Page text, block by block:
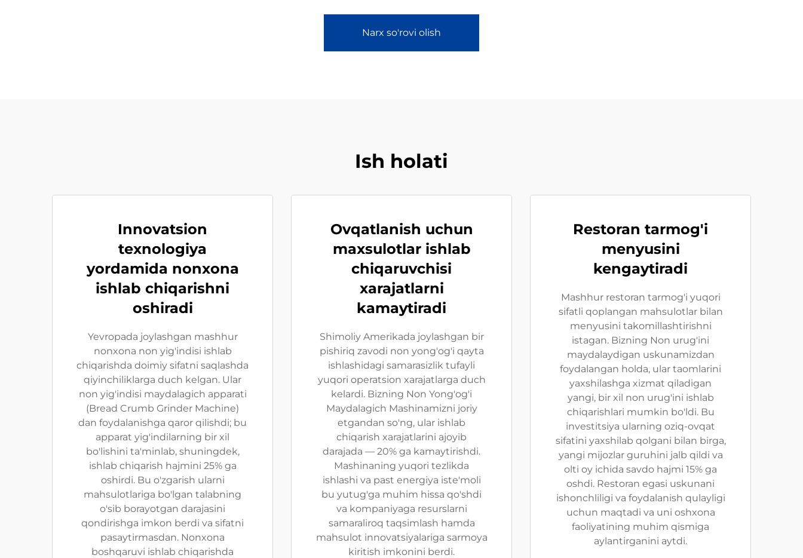
Narx so'rovi olish
Ish holati
Innovatsion
texnologiya
yordamida nonxona
ishlab chiqarishni
oshiradi
Yevropada joylashgan mashhur
nonxona non yig'indisi ishlab
chiqarishda doimiy sifatni saqlashda
qiyinchiliklarga duch kelgan. Ular
non yig'indisi maydalagich apparati
(Bread Crumb Grinder Machine)
dan foydalanishga qaror qilishdi; bu
apparat yig'indilarning bir xil
bo'lishini ta'minlab, shuningdek,
ishlab chiqarish hajmini 25% ga
oshirdi. Bu o'zgarish ularni
mahsulotlariga bo'lgan talabning
o'sib borayotgan darajasini
qondirishga imkon berdi va sifatni
pasaytirmasdan. Nonxona
boshqaruvi ishlab chiqarishda
Ovqatlanish uchun
maxsulotlar ishlab
chiqaruvchisi
xarajatlarni
kamaytiradi
Shimoliy Amerikada joylashgan bir
pishiriq zavodi non yong'og'i qayta
ishlashidagi samarasizlik tufayli
yuqori operatsion xarajatlarga duch
kelardi. Bizning Non Yong'og'i
Maydalagich Mashinamizni joriy
etgandan so'ng, ular ishlab
chiqarish xarajatlarini ajoyib
darajada — 20% ga kamaytirishdi.
Mashinaning yuqori tezlikda
ishlashi va past energiya iste'moli
bu yutug'ga muhim hissa qo'shdi
va kompaniyaga resurslarni
samaraliroq taqsimlash hamda
mahsulot innovatsiyalariga sarmoya
kiritish imkonini berdi.
Restoran tarmog'i
menyusini
kengaytiradi
Mashhur restoran tarmog'i yuqori
sifatli qoplangan mahsulotlar bilan
menyusini takomillashtirishni
istagan. Bizning Non urug'ini
maydalaydigan uskunamizdan
foydalangan holda, ular taomlarini
yaxshilashga xizmat qiladigan
yangi, bir xil non urug'ini ishlab
chiqarishlari mumkin bo'ldi. Bu
investitsiya ularning oziq-ovqat
sifatini yaxshilab qolgani bilan birga,
yangi mijozlar guruhini jalb qildi va
olti oy ichida savdo hajmi 15% ga
oshdi. Restoran egasi uskunani
ishonchliligi va foydalanish qulayligi
uchun maqtadi va uni oshxona
faoliyatining muhim qismiga
aylantirganini aytdi.